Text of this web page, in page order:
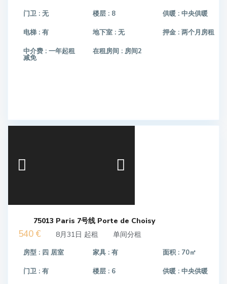
门卫 : 无 楼层 : 8 供暖 : 中央供暖
电梯 : 有 地下室 :无 押金 : 两个月房租
中介费 : 一年起租
减免
在租房间 :房间2
75013 Paris 7号线 Porte de Choisy
540 € 8月31日 起租 单间分租
房型 : 四 居室 家具 :有 面积 : 70㎡
门卫 : 有 楼层 : 6 供暖 : 中央供暖